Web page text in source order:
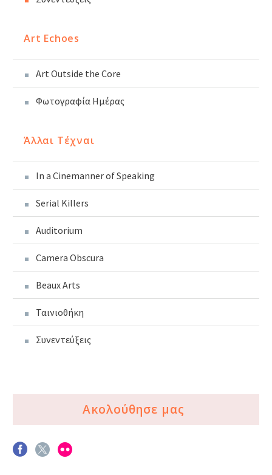
Art Echoes
Art Outside the Core
Φωτογραφία Ημέρας
Άλλαι Τέχναι
In a Cinemanner of Speaking
Serial Killers
Auditorium
Camera Obscura
Beaux Arts
Ταινιοθήκη
Συνεντεύξεις
Ακολούθησε μας